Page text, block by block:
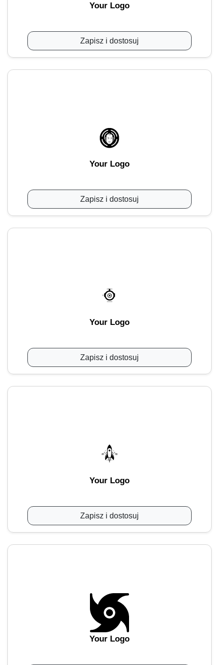
Your Logo
Zapisz i dostosuj
Your Logo
Zapisz i dostosuj
Your Logo
Zapisz i dostosuj
Your Logo
Zapisz i dostosuj
Your Logo